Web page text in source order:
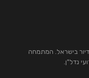
בישראל. המתמחה
נדל"ן.